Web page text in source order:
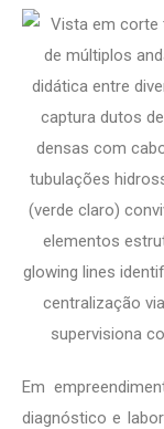
Em
diagnóstico e